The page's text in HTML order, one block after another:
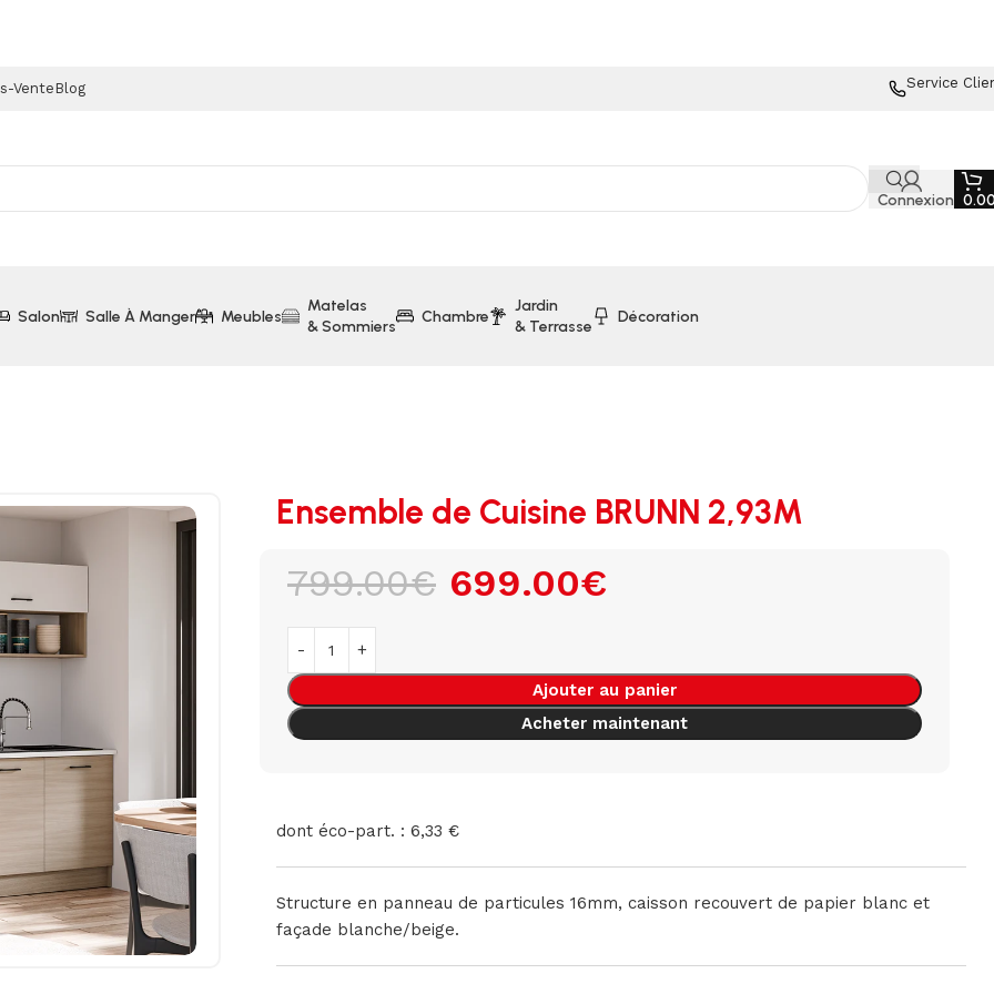
Vente Blog Service
Connexion
Salon Salle À Manger Meubles
Matelas
& Sommiers
Chambre
Jardin
& Terrasse
Décoration
Ensemble de Cuisine BRUNN 2,93M
799.00€ 699.00€
Ajouter au panier
Acheter maintenant
dont éco-part. : 6,33 €
Structure en panneau de particules 16mm, caisson recouvert de papier blanc et
façade blanche/beige.